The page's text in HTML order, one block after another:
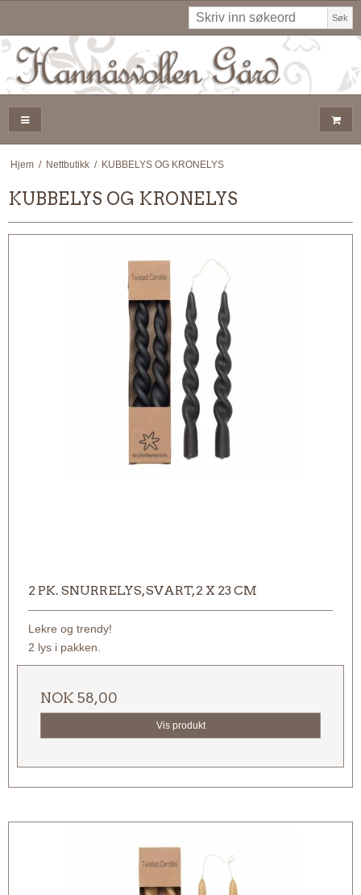
Søk
Hjem / Nettbutikk / KUBBELYS OG KRONELYS
KUBBELYS OG KRONELYS
2 PK. SNURRELYS, SVART, 2 X 23 CM
Lekre og trendy!
2 lys i pakken.
NOK 58,00
Vis produkt